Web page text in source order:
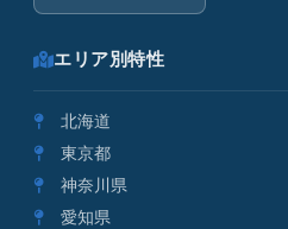
エリア別特性
北海道
東京都
神奈川県
愛知県